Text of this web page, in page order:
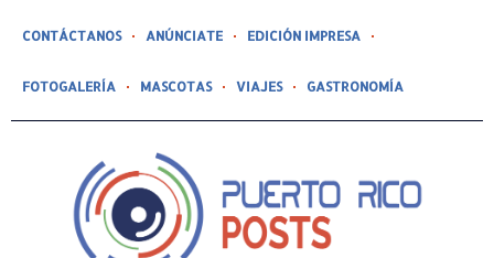
CONTÁCTANOS ANÚNCIATE EDICIÓN IMPRESA
FOTOGALERÍA MASCOTAS VIAJES GASTRONOMÍA